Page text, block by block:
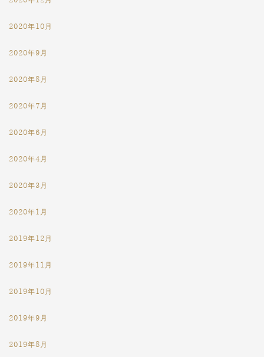
2020年10月
2020年9月
2020年8月
2020年7月
2020年6月
2020年4月
2020年3月
2020年1月
2019年12月
2019年11月
2019年10月
2019年9月
2019年8月